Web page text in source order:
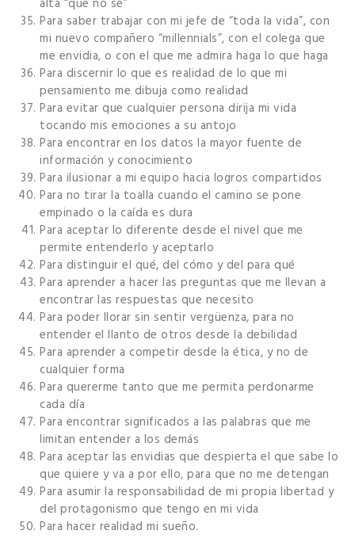
alta “que no sé”
Para saber trabajar con mi jefe de “toda la vida”, con
mi nuevo compañero “millennials”, con el colega que
me envidia, o con el que me admira haga lo que haga
Para discernir lo que es realidad de lo que mi
pensamiento me dibuja como realidad
Para evitar que cualquier persona dirija mi vida
tocando mis emociones a su antojo
Para encontrar en los datos la mayor fuente de
información y conocimiento
Para ilusionar a mi equipo hacia logros compartidos
Para no tirar la toalla cuando el camino se pone
empinado o la caída es dura
Para aceptar lo diferente desde el nivel que me
permite entenderlo y aceptarlo
Para distinguir el qué, del cómo y del para qué
Para aprender a hacer las preguntas que me llevan a
encontrar las respuestas que necesito
Para poder llorar sin sentir vergüenza, para no
entender el llanto de otros desde la debilidad
Para aprender a competir desde la ética, y no de
cualquier forma
Para quererme tanto que me permita perdonarme
cada día
Para encontrar significados a las palabras que me
limitan entender a los demás
Para aceptar las envidias que despierta el que sabe lo
que quiere y va a por ello, para que no me detengan
Para asumir la responsabilidad de mi propia libertad y
del protagonismo que tengo en mi vida
Para hacer realidad mi sueño.